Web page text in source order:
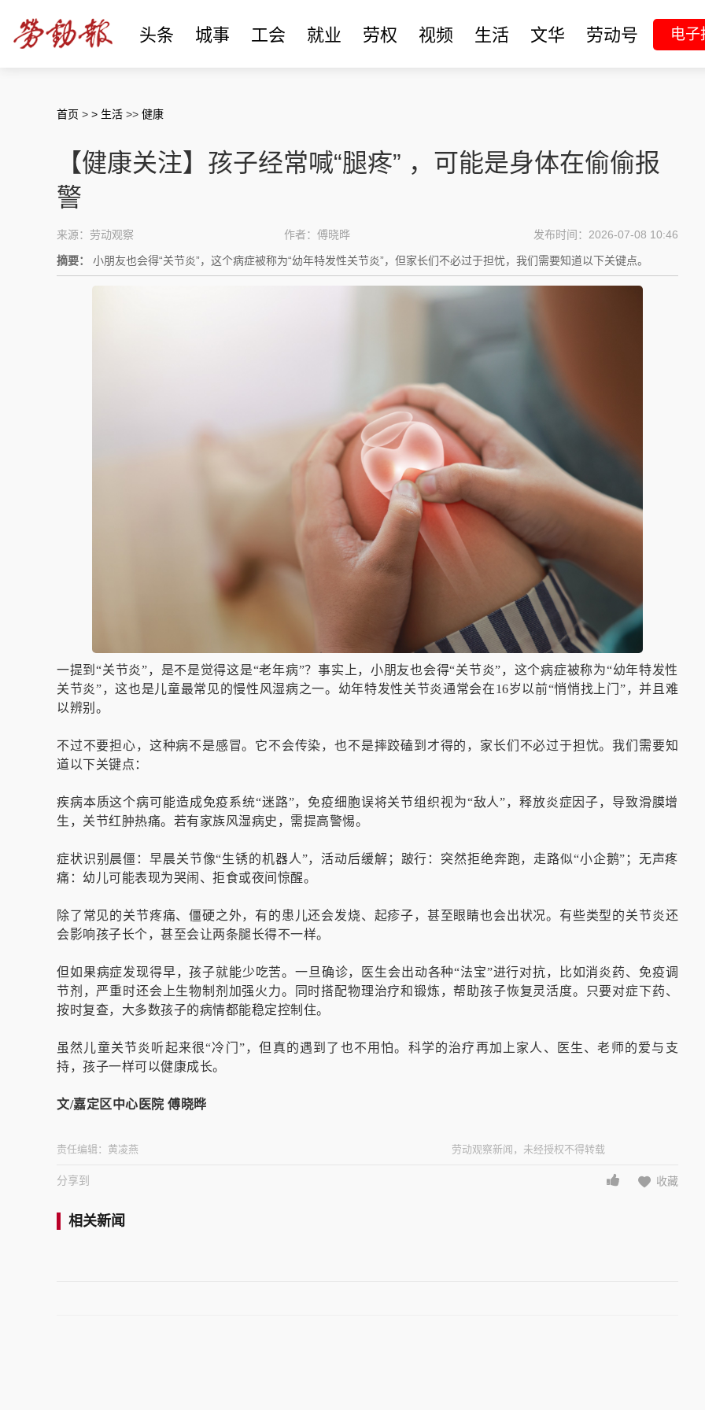
头条 城事 工会 就业 劳权 视频 生活 文华 劳动号 电子
首页 > > 生活 >> 健康
【健康关注】孩子经常喊“腿疼” ，可能是身体在偷偷报
警
来源：劳动观察 作者：傅晓晔 发布时间：2026-07-08 10:46
摘要： 小朋友也会得“关节炎”，这个病症被称为“幼年特发性关节炎”，但家长们不必过于担忧，我们需要知道以下关键点。
一提到“关节炎”，是不是觉得这是“老年病”？事实上，小朋友也会得“关节炎”，这个病症被称为“幼年特发性
关节炎”，这也是儿童最常见的慢性风湿病之一。幼年特发性关节炎通常会在16岁以前“悄悄找上门”，并且难
以辨别。
不过不要担心，这种病不是感冒。它不会传染，也不是摔跤磕到才得的，家长们不必过于担忧。我们需要知
道以下关键点：
疾病本质这个病可能造成免疫系统“迷路”，免疫细胞误将关节组织视为“敌人”，释放炎症因子，导致滑膜增
生，关节红肿热痛。若有家族风湿病史，需提高警惕。
症状识别晨僵：早晨关节像“生锈的机器人”，活动后缓解；跛行：突然拒绝奔跑，走路似“小企鹅”；无声疼
痛：幼儿可能表现为哭闹、拒食或夜间惊醒。
除了常见的关节疼痛、僵硬之外，有的患儿还会发烧、起疹子，甚至眼睛也会出状况。有些类型的关节炎还
会影响孩子长个，甚至会让两条腿长得不一样。
但如果病症发现得早，孩子就能少吃苦。一旦确诊，医生会出动各种“法宝”进行对抗，比如消炎药、免疫调
节剂，严重时还会上生物制剂加强火力。同时搭配物理治疗和锻炼，帮助孩子恢复灵活度。只要对症下药、
按时复查，大多数孩子的病情都能稳定控制住。
虽然儿童关节炎听起来很“冷门”，但真的遇到了也不用怕。科学的治疗再加上家人、医生、老师的爱与支
持，孩子一样可以健康成长。
文/嘉定区中心医院 傅晓晔
责任编辑： 黄凌燕 劳动观察新闻，未经授权不得转载
分享到 收藏
相关新闻